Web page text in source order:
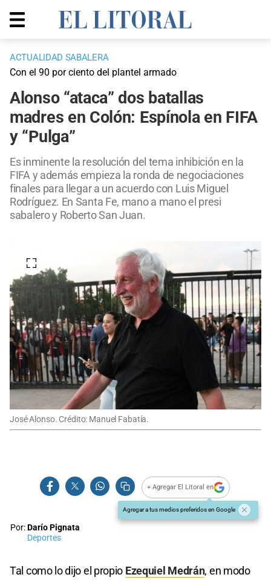
ACTUALIDAD SABALERA
Con el 90 por ciento del plantel armado
Alonso “ataca” dos batallas
madres en Colón: Espínola en FIFA
y “Pulga”
Es inminente la resolución del tema inhibición en la
FIFA y además empieza la ronda de negociaciones
finales para llegar a un acuerdo con Luis Miguel
Rodríguez. En Santa Fe, mano a mano el presi
sabalero y Roberto San Juan.
José Alonso. Crédito: Manuel Fabatía.
+ Agregar El Litoral en
Agregar a tus medios preferidos en Google
Por:Darío Pignata
Deportes
Tal como lo dijo el propio Ezequiel Medrán, en modo